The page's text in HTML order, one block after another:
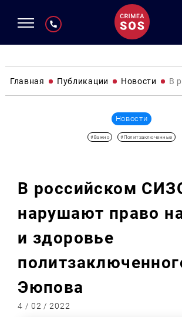
Главная Публикации Новости В
Новости
#Важно #Политзаключенные
В российском
нарушают право
и здоровье
Эюпова
4 / 02 / 2022